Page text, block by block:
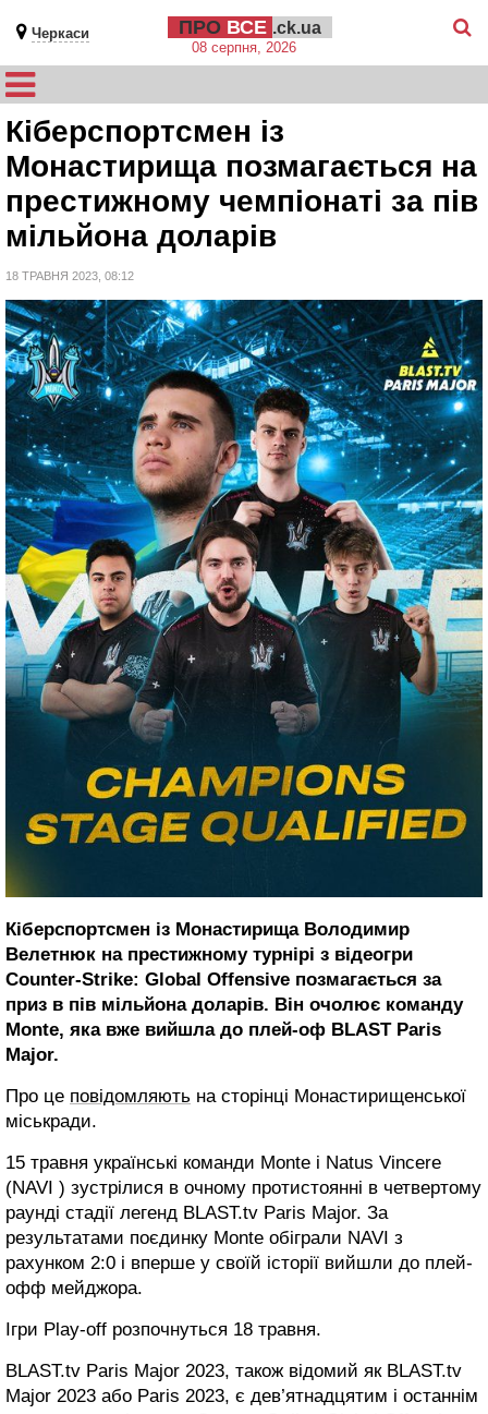
Черкаси ПРО ВСЕ .ck.ua
08 серпня, 2026
Кіберспортсмен із
Монастирища позмагається на
престижному чемпіонаті за пів
мільйона доларів
18 ТРАВНЯ 2023, 08:12
Кіберспортсмен із Монастирища Володимир
Велетнюк на престижному турнірі з відеогри
Counter-Strike: Global Offensive позмагається за
приз в пів мільйона доларів. Він очолює команду
Monte, яка вже вийшла до плей-оф BLAST Paris
Major.
Про це повідомляють на сторінці Монастирищенської
міськради.
15 травня українські команди Monte і Natus Vincere
(NAVI ) зустрілися в очному протистоянні в четвертому
раунді стадії легенд BLAST.tv Paris Major. За
результатами поєдинку Monte обіграли NAVI з
рахунком 2:0 і вперше у своїй історії вийшли до плей-
офф мейджора.
Ігри Play-off розпочнуться 18 травня.
BLAST.tv Paris Major 2023, також відомий як BLAST.tv
Major 2023 або Paris 2023, є дев’ятнадцятим і останнім